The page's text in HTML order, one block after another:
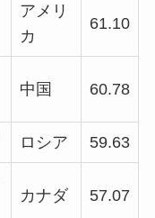
アメリ
カ
61.10
中国 60.78
ロシア 59.63
カナダ 57.07